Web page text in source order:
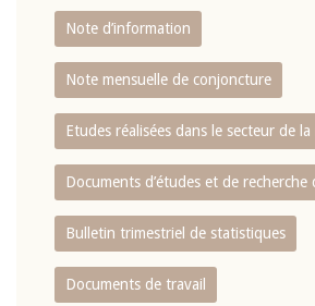
Note d’information
Note mensuelle de conjoncture
Etudes réalisées dans le secteur de
Documents d’études et de recherche
Bulletin trimestriel de statistiques
Documents de travail